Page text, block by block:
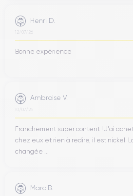
Henri D.
12/07/26
Bonne expérience
Ambroise V.
10/07/26
Franchement super content ! J'ai
chez eux et rien à redire, il est nickel.
changée ...
Marc B.